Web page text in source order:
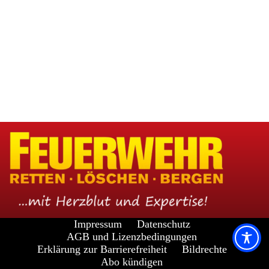
Impressum
Datenschutz
AGB und Lizenzbedingungen
Erklärung zur Barrierefreiheit
Bildrechte
Abo kündigen